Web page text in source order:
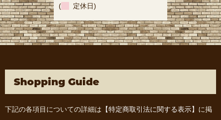
( 定休日)
Shopping Guide
下記の各項目についての詳細は 【特定商取引法に関する表示】 に掲